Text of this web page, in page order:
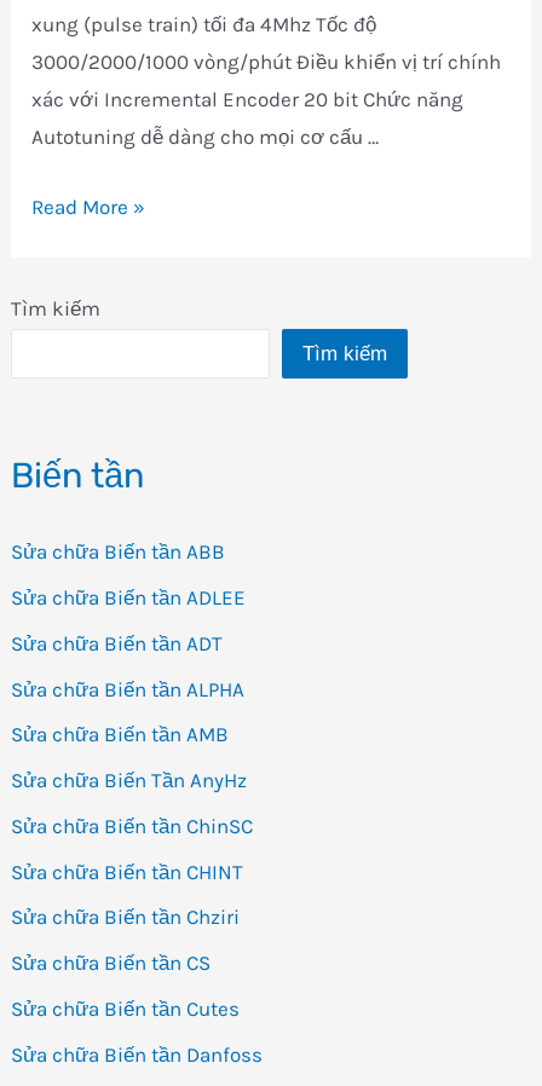
Tìm kiếm
Tìm kiếm
Biến tần
Sửa chữa Biến tần ABB
Sửa chữa Biến tần ADLEE
Sửa chữa Biến tần ADT
Sửa chữa Biến tần ALPHA
Sửa chữa Biến tần AMB
Sửa chữa Biến Tần AnyHz
Sửa chữa Biến tần ChinSC
Sửa chữa Biến tần CHINT
Sửa chữa Biến tần Chziri
Sửa chữa Biến tần CS
Sửa chữa Biến tần Cutes
Sửa chữa Biến tần Danfoss
xung (pulse train) tối đa 4Mhz Tốc độ
3000/2000/1000 vòng/phút Điều khiển vị trí chính
xác với Incremental Encoder 20 bit Chức năng
Autotuning dễ dàng cho mọi cơ cấu …
Servo
Read More »